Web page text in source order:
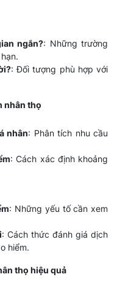
ngắn?: Những trường
: Đối tượng phù hợp với
nhân thọ
nhân: Phân tích nhu cầu
: Cách xác định khoảng
: Những yếu tố cần xem
: Cách thức đánh giá dịch
hiểm.
thọ hiệu quả